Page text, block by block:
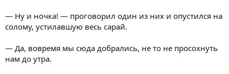
— Ну и ночка! — проговорил один из них и опустился на
солому, устилавшую весь сарай.
— Да, вовремя мы сюда добрались, не то не просохнуть
нам до утра.